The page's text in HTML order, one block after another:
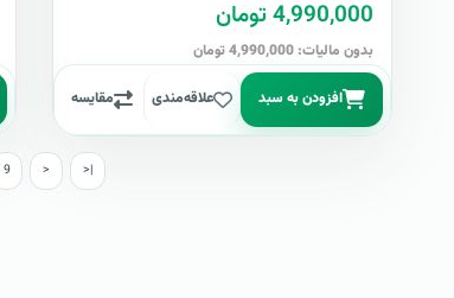
4,990,000 تومان
بدون مالیات: 4,990,000 تومان
افزودن به سبد علاقه‌مندی مقایسه
9 > >|